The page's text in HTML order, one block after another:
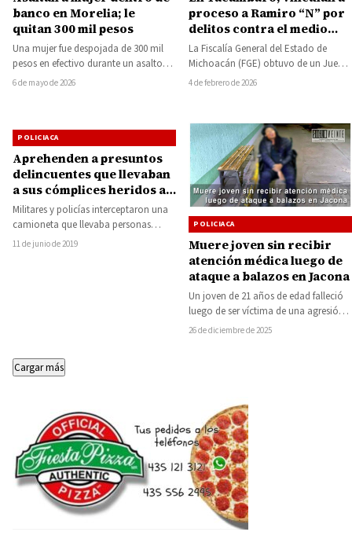
banco en Morelia; le
quitan 300 mil pesos
Una mujer fue despojada de 300 mil
pesos en efectivo durante un asalto
perpetrado al interior de una…
6 de mayo de 2026
proceso a Ramiro “N” por
delitos contra el medio
ambiente
La Fiscalía General del Estado de
Michoacán (FGE) obtuvo de un Juez
de Control vinculación a proceso
4 de febrero de 2026
POLICIACA
Aprehenden a presuntos
delincuentes que llevaban
a sus cómplices heridos a
atender
Militares y policías interceptaron una
camioneta que llevaba personas
armadas, dos lesionados y un
11 de junio de 2019
POLICIACA
Muere joven sin recibir
atención médica luego de
ataque a balazos en Jacona
Un joven de 21 años de edad falleció
luego de ser víctima de una agresión
armada registrada durante…
26 de diciembre de 2025
Cargar más